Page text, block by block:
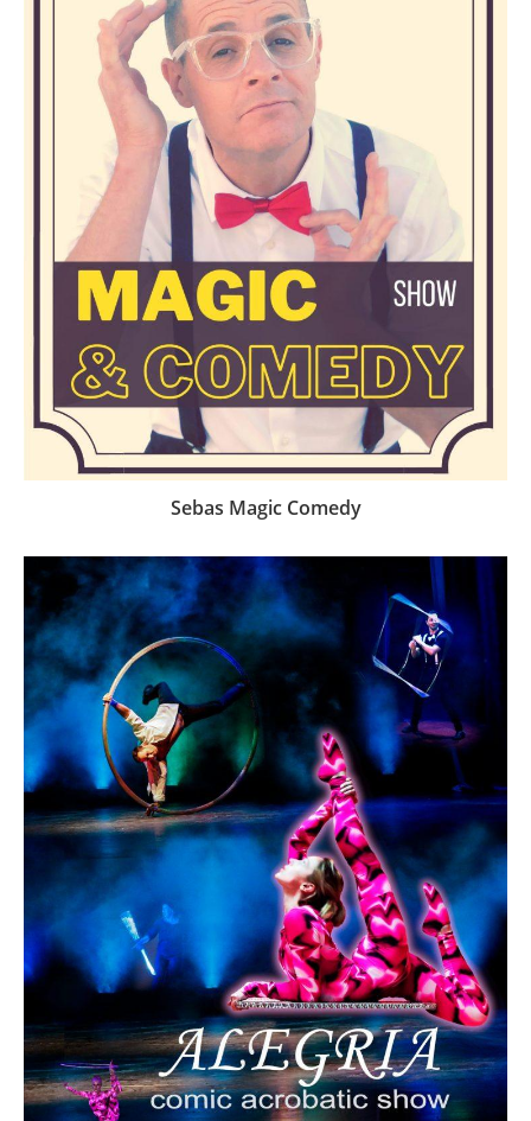
Sebas Magic Comedy